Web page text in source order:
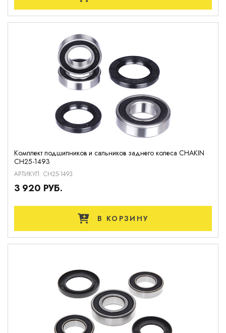
Комплект подшипников и сальников заднего колеса CHAKIN
CH25-1493
АРТИКУЛ: CH25-1493
3 920 РУБ.
В КОРЗИНУ